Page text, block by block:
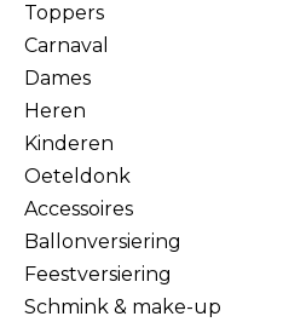
Toppers
Carnaval
Dames
Heren
Kinderen
Oeteldonk
Accessoires
Ballonversiering
Feestversiering
Schmink & make-up